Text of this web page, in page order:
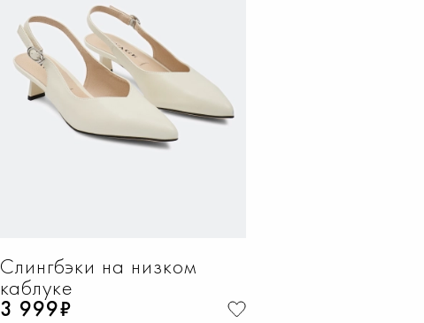
Слингбэки на низком
каблуке
3 999₽